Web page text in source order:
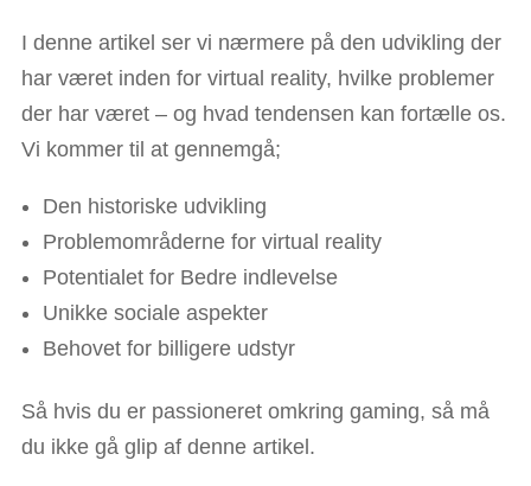
I denne artikel ser vi nærmere på den udvikling der
har været inden for virtual reality, hvilke problemer
der har været – og hvad tendensen kan fortælle os.
Vi kommer til at gennemgå;
Den historiske udvikling
Problemområderne for virtual reality
Potentialet for Bedre indlevelse
Unikke sociale aspekter
Behovet for billigere udstyr
Så hvis du er passioneret omkring gaming, så må
du ikke gå glip af denne artikel.